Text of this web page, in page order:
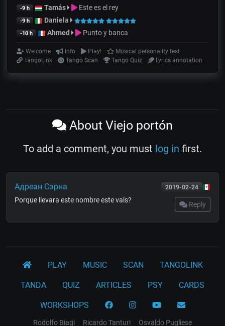
-9 h Tamás Este es el rey
-9 h Daniela
-10 h Ahmed Punto y banca
Welcome Info Play!
Musical personality test
TangoLink
Tango Scan Tango Quiz Lyrics annotation
About Viejo portón
To add a comment, you must log in first.
2019-02-24
Адреан Сэрна
Reply
Porque llevara este nombre este vals?
PLAY MUSIC SCAN TANGOLINK
TANDA QUIZ ARTICLES PSY CARDS
WORKSHOPS
Rodolfo Biagi Ricardo Tanturi Osvaldo Pugliese